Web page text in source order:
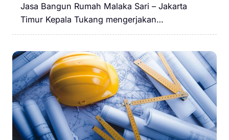
Jasa Bangun Rumah Malaka Sari – Jakarta
Timur Kepala Tukang mengerjakan…